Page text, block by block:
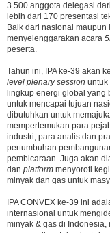
3.500 anggota delegasi
lebih dari 170 presentasi
Baik dari nasional maupun
menyelenggarakan acara
peserta.
Tahun ini, IPA ke-39 akan
level plenary session untuk
lingkup energi global yang
untuk mencapai tujuan
dibutuhkan untuk
mempertemukan para
industri, para analis dan
pertumbuhan
pembicaraan. Juga akan
dan platform menyoroti
minyak dan gas untuk
IPA CONVEX ke-39 ini
internasional untuk
minyak & gas di